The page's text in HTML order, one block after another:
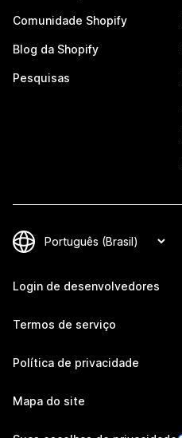
Comunidade Shopify
Blog da Shopify
Pesquisas
Login de desenvolvedores
Termos de serviço
Política de privacidade
Mapa do site